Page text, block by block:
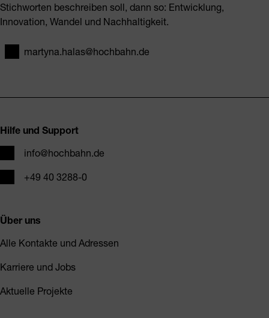
Stichworten beschreiben soll, dann so: Entwicklung,
Innovation, Wandel und Nachhaltigkeit.
E-Mail
martyna.halas@hochbahn.de
Hilfe und Support
E-Mailinfo@hochbahn.de
Telefon+49 40 3288-0
Über uns
Alle Kontakte und Adressen
Karriere und Jobs
Aktuelle Projekte